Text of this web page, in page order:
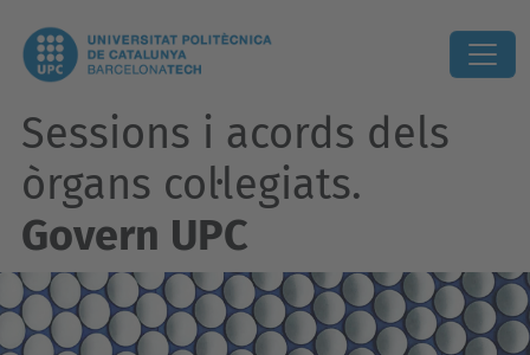
Sessions i acords dels
òrgans col·legiats.
Govern UPC